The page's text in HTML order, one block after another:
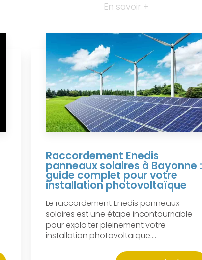
En savoir +
Raccordement Enedis
panneaux solaires à Bayonne :
guide complet pour votre
installation photovoltaïque
Le raccordement Enedis panneaux
solaires est une étape incontournable
pour exploiter pleinement votre
installation photovoltaïque....